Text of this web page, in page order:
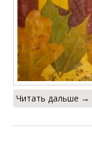
Читать дальше →